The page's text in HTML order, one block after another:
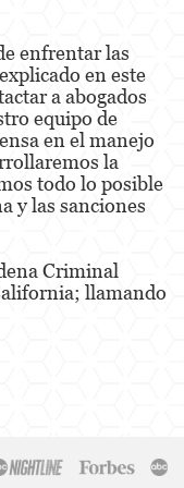
enfrentar las
en este
a abogados
equipo de
en el manejo
la
todo lo posible
y las sanciones
Criminal
llamando